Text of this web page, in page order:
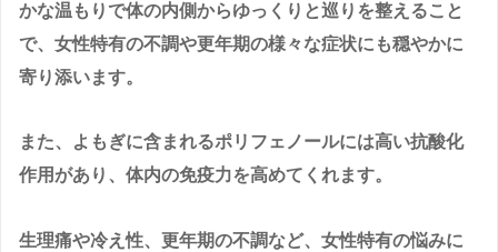
かな温もりで体の内側からゆっくりと巡りを整えること
で、女性特有の不調や更年期の様々な症状にも穏やかに
寄り添います。
また、よもぎに含まれるポリフェノールには高い抗酸化
作用があり、体内の免疫力を高めてくれます。
生理痛や冷え性、更年期の不調など、女性特有の悩みに